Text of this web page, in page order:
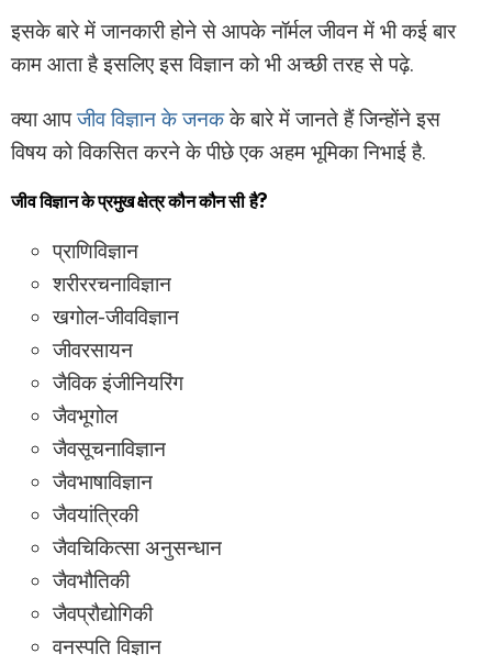
इसके बारे में जानकारी होने से आपके नॉर्मल जीवन में भी कई बार
काम आता है इसलिए इस विज्ञान को भी अच्छी तरह से पढ़े.
क्या आपजीव विज्ञान के जनकके बारे में जानते हैं जिन्होंने इस
विषय को विकसित करने के पीछे एक अहम भूमिका निभाई है.
जीव विज्ञान के प्रमुख क्षेत्र कौन कौन सी है?
प्राणिविज्ञान
शरीररचनाविज्ञान
खगोल-जीवविज्ञान
जीवरसायन
जैविक इंजीनियरिंग
जैवभूगोल
जैवसूचनाविज्ञान
जैवभाषाविज्ञान
जैवयांत्रिकी
जैवचिकित्सा अनुसन्धान
जैवभौतिकी
जैवप्रौद्योगिकी
वनस्पति विज्ञान